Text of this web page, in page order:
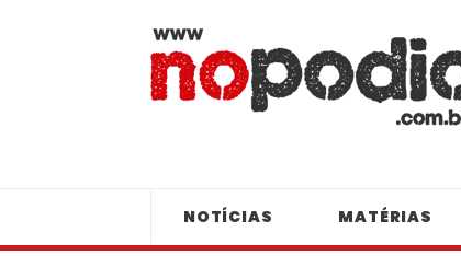
NOTÍCIAS MATÉRIAS